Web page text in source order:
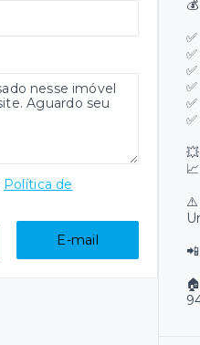
⚠️
Política de
E-mail